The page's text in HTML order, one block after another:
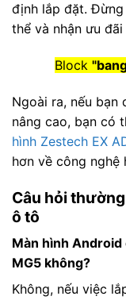
định lắp đặt.
thể và nhận ưu
Block
Ngoài ra, nếu bạn
nâng cao, bạn có
hình Zestech EX
hơn về công
Câu hỏi
ô tô
Màn hình Android
MG5 không?
Không, nếu việc